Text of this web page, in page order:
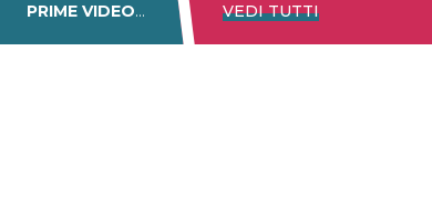
PRIME VIDEO DISNEY+ NETFLIX
VEDI TUTTI